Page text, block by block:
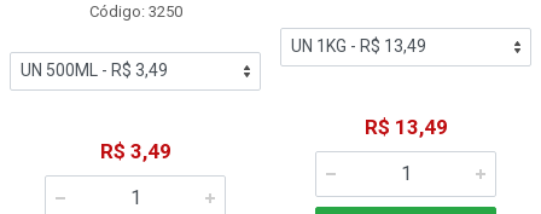
Código: 3250
R$ 3,49
R$ 13,49